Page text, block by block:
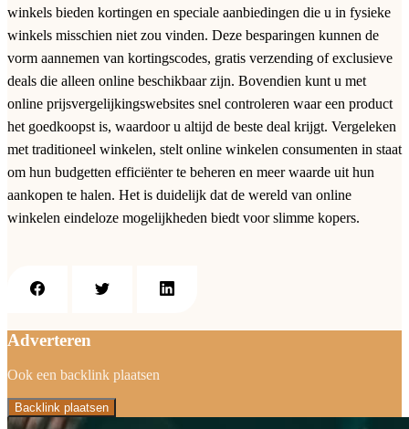
winkels bieden kortingen en speciale aanbiedingen die u in fysieke
winkels misschien niet zou vinden. Deze besparingen kunnen de
vorm aannemen van kortingscodes, gratis verzending of exclusieve
deals die alleen online beschikbaar zijn. Bovendien kunt u met
online prijsvergelijkingswebsites snel controleren waar een product
het goedkoopst is, waardoor u altijd de beste deal krijgt. Vergeleken
met traditioneel winkelen, stelt online winkelen consumenten in staat
om hun budgetten efficiënter te beheren en meer waarde uit hun
aankopen te halen. Het is duidelijk dat de wereld van online
winkelen eindeloze mogelijkheden biedt voor slimme kopers.
Adverteren
Ook een backlink plaatsen
Backlink plaatsen